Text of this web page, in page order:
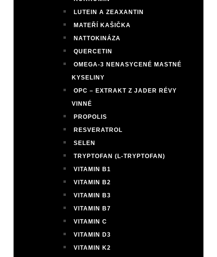
LUTEIN A ZEAXANTIN
MATEŘÍ KAŠIČKA
NATTOKINÁZA
QUERCETIN
OMEGA-3 NENASYCENÉ MASTNÉ
KYSELINY
OPC – EXTRAKT Z JADER RÉVY
VINNÉ
PROPOLIS
RESVERATROL
SELEN
TRYPTOFAN (L-TRYPTOFAN)
VITAMIN B1
VITAMIN B2
VITAMIN B3
VITAMIN B7
VITAMIN C
VITAMIN D3
VITAMIN K2